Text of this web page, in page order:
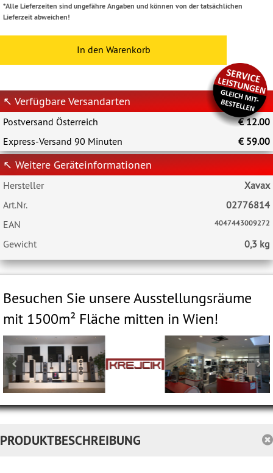
*Alle Lieferzeiten sind ungefähre Angaben und können von der tatsächlichen
Lieferzeit abweichen!
In den Warenkorb
↖ Verfügbare Versandarten
Postversand Österreich
€ 12.00
Express-Versand 90 Minuten
€ 59.00
↖ Weitere Geräteinformationen
Hersteller
Xavax
Art.Nr.
02776814
EAN
4047443009272
Gewicht 0,3 kg
Besuchen Sie unsere Ausstellungsräume
mit 1500m² Fläche mitten in Wien!
PRODUKTBESCHREIBUNG